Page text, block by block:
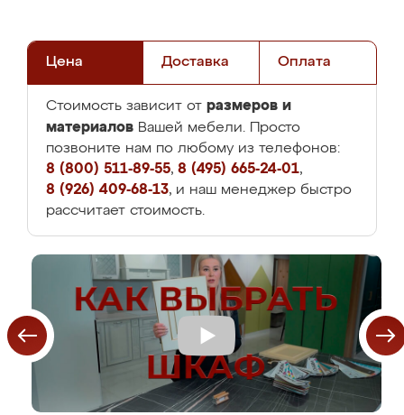
Цена Доставка Оплата
Стоимость зависит от размеров и
материалов Вашей мебели. Просто
позвоните нам по любому из телефонов:
8 (800) 511-89-55, 8 (495) 665-24-01,
8 (926) 409-68-13, и наш менеджер быстро
рассчитает стоимость.